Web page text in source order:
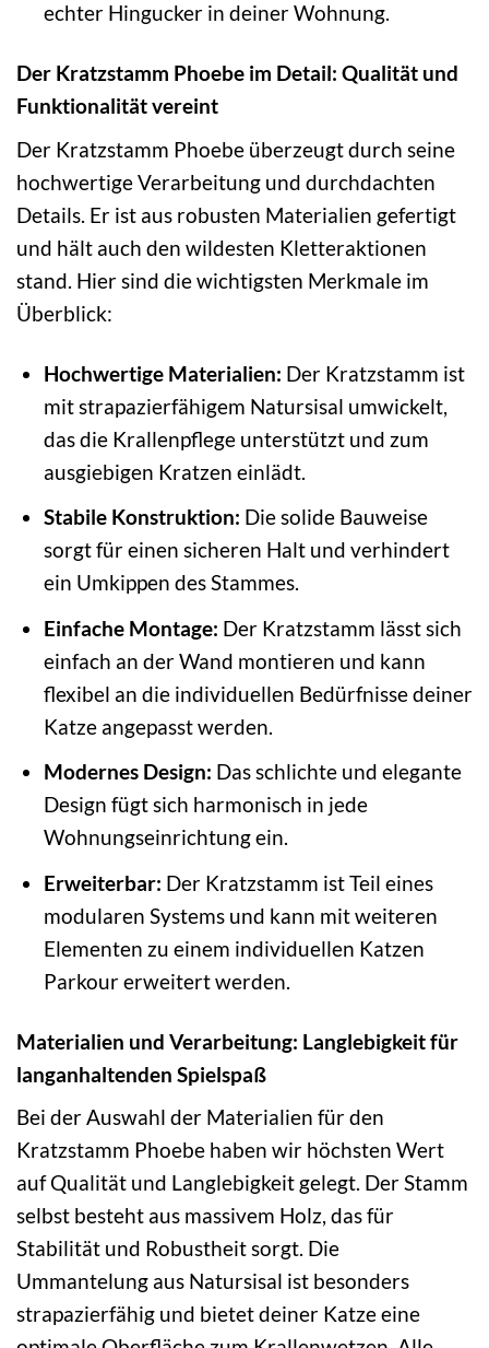
echter Hingucker in deiner Wohnung.
Der Kratzstamm Phoebe im Detail: Qualität und
Funktionalität vereint
Der Kratzstamm Phoebe überzeugt durch seine
hochwertige Verarbeitung und durchdachten
Details. Er ist aus robusten Materialien gefertigt
und hält auch den wildesten Kletteraktionen
stand. Hier sind die wichtigsten Merkmale im
Überblick:
Hochwertige Materialien: Der Kratzstamm ist
mit strapazierfähigem Natursisal umwickelt,
das die Krallenpflege unterstützt und zum
ausgiebigen Kratzen einlädt.
Stabile Konstruktion: Die solide Bauweise
sorgt für einen sicheren Halt und verhindert
ein Umkippen des Stammes.
Einfache Montage: Der Kratzstamm lässt sich
einfach an der Wand montieren und kann
flexibel an die individuellen Bedürfnisse deiner
Katze angepasst werden.
Modernes Design: Das schlichte und elegante
Design fügt sich harmonisch in jede
Wohnungseinrichtung ein.
Erweiterbar: Der Kratzstamm ist Teil eines
modularen Systems und kann mit weiteren
Elementen zu einem individuellen Katzen
Parkour erweitert werden.
Materialien und Verarbeitung: Langlebigkeit für
langanhaltenden Spielspaß
Bei der Auswahl der Materialien für den
Kratzstamm Phoebe haben wir höchsten Wert
auf Qualität und Langlebigkeit gelegt. Der Stamm
selbst besteht aus massivem Holz, das für
Stabilität und Robustheit sorgt. Die
Ummantelung aus Natursisal ist besonders
strapazierfähig und bietet deiner Katze eine